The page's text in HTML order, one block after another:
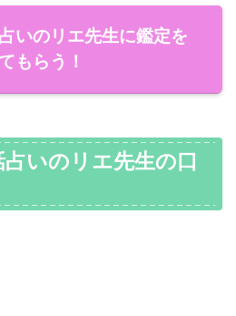
いのリエ先生に鑑定を
もらう！
いのリエ先生の口